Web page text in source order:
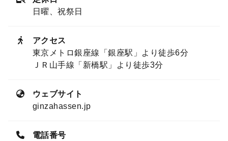
日曜、祝祭日
アクセス
東京メトロ銀座線「銀座駅」より徒歩6分
ＪＲ山手線「新橋駅」より徒歩3分
ウェブサイト
ginzahassen.jp
電話番号